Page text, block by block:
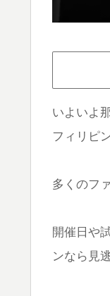
いよいよ
フィリピ
多くのフ
開催日や
ンなら見